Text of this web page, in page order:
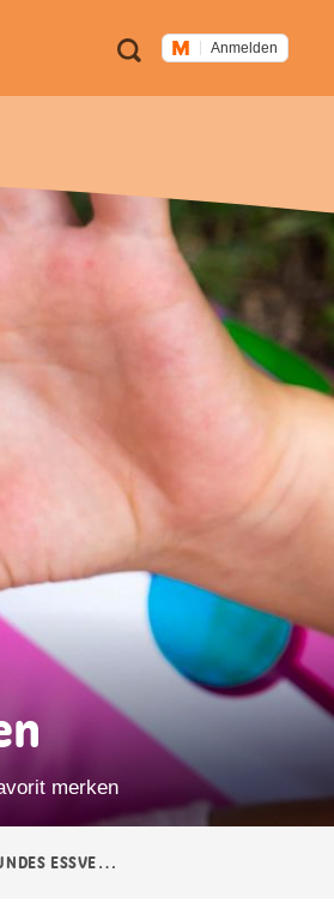
Meta
Navigation
Suche Anmelden
LERNEN
merken